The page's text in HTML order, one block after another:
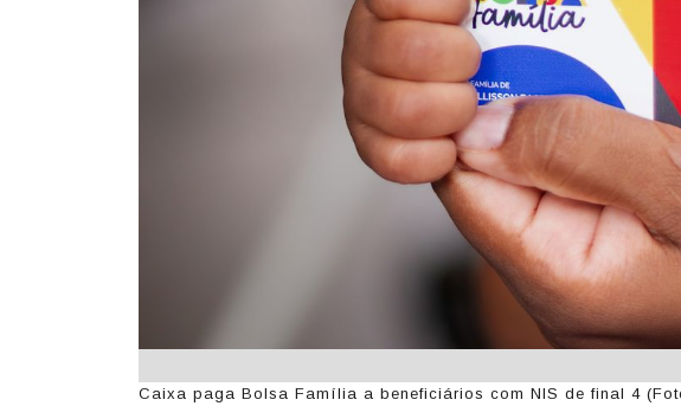
Caixa paga Bolsa Família a beneficiários com NIS de final 4